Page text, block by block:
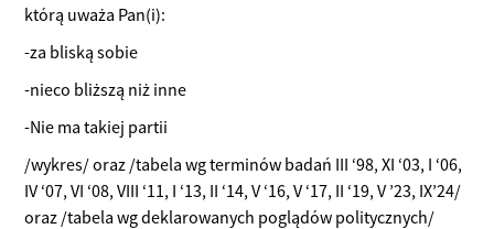
którą uważa Pan(i):
-za bliską sobie
-nieco bliższą niż inne
-Nie ma takiej partii
/wykres/ oraz /tabela wg terminów badań III ‘98, XI ‘03, I ‘06,
IV ‘07, VI ‘08, VIII ‘11, I ‘13, II ‘14, V ‘16, V ‘17, II ‘19, V ’23, IX’24/
oraz /tabela wg deklarowanych poglądów politycznych/